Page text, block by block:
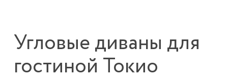
Угловые диваны для
гостиной Токио